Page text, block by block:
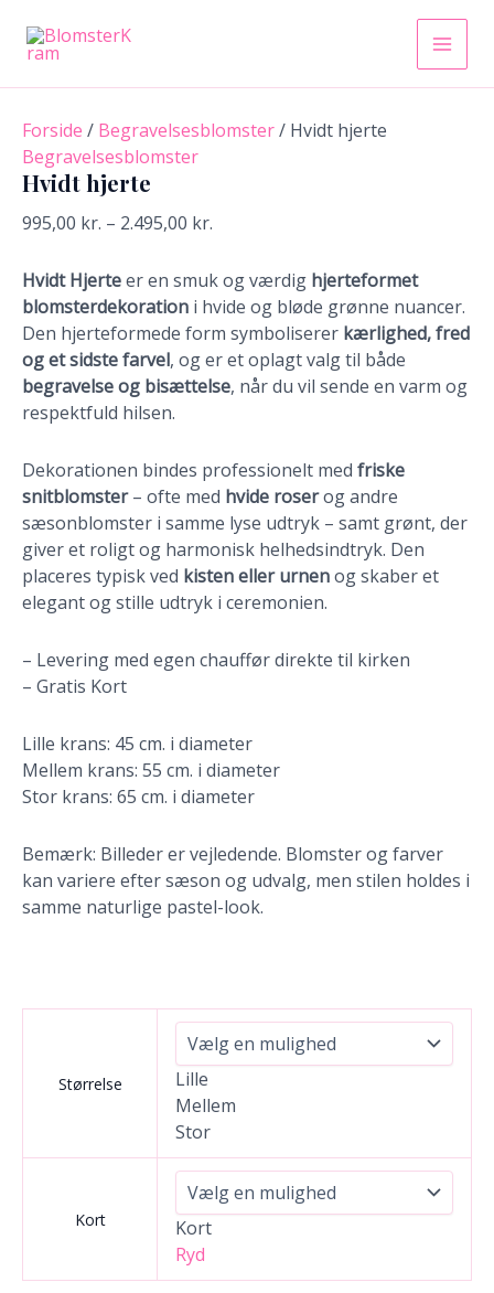
indholdet
Main
Forside / Begravelsesblomster/ Hvidt hjerte
Begravelsesblomster
Hvidt hjerte
995,00 kr. – 2.495,00 kr.
2.495,00 kr.
Hvidt Hjerteer en smuk og værdig hjerteformet
blomsterdekoration i hvide og bløde grønne nuancer.
Den hjerteformede form symboliserer kærlighed, fred
og et sidste farvel, og er et oplagt valg til både
begravelse og bisættelse, når du vil sende en varm og
respektfuld hilsen.
Dekorationen bindes professionelt med friske
snitblomster– ofte med hvide roserog andre
sæsonblomster i samme lyse udtryk – samt grønt, der
giver et roligt og harmonisk helhedsindtryk. Den
placeres typisk ved kisten eller urnenog skaber et
elegant og stille udtryk i ceremonien.
– Levering med egen chauffør direkte til kirken
– Gratis Kort
Lille krans: 45 cm. i diameter
Mellem krans: 55 cm. i diameter
Stor krans: 65 cm. i diameter
Bemærk: Billeder er vejledende. Blomster og farver
kan variere efter sæson og udvalg, men stilen holdes i
samme naturlige pastel-look.
Størrelse
Lille
Mellem
Stor
Kort
Kort
Ryd
hjerte
antal
250,00
til
600,00
flere
varianter.
Mulighederne
349,00
til
749,00
flere
varianter.
Mulighederne